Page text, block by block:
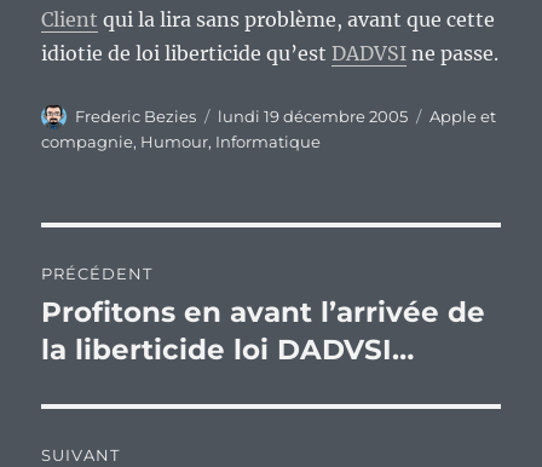
Client qui la lira sans problème, avant que cette
idiotie de loi liberticide qu’estDADVSI ne passe.
Auteur
Frederic Bezies
Publié
le
lundi 19 décembre 2005 Catégories
Apple et
compagnie, Humour, Informatique
de
l’article
PRÉCÉDENT
Publication
précédente :
Profitons en avant l’arrivée de
la liberticide loi DADVSI…
SUIVANT